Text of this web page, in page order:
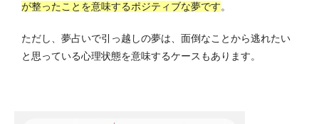
が整ったことを意味するポジティブな夢です。
ただし、夢占いで引っ越しの夢は、面倒なことから逃れたい
と思っている心理状態を意味するケースもあります。